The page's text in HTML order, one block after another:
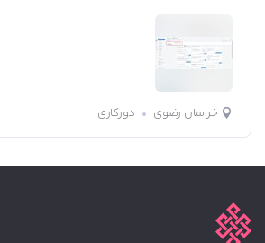
خراسان رضوی دورکاری